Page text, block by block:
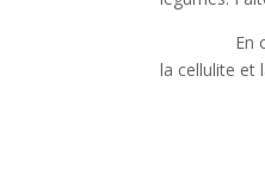
En outre,
la cellulite et